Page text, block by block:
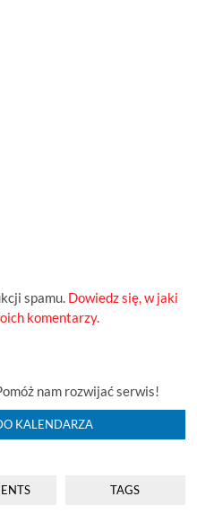
spamu. Dowiedz się, w jaki
komentarzy.
nam rozwijać serwis!
KALENDARZA
TAGS